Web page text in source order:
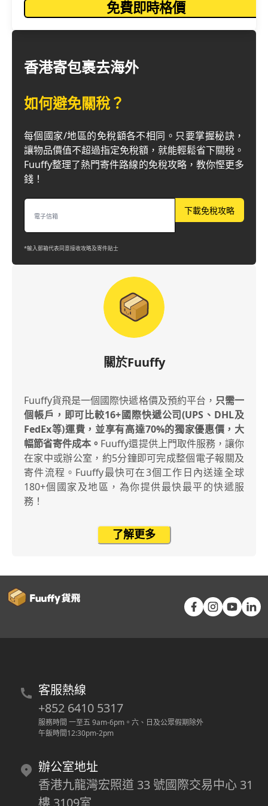
關於Fuuffy
Fuuffy貨飛是一個國際快遞格價及預約平台， 只需一
個帳戶，即可比較16+國際快遞公司(UPS、DHL及
FedEx等)運費，並享有高達70%的獨家優惠價，大
幅節省寄件成本。 Fuuffy還提供上門取件服務，讓你
在家中或辦公室，約5分鐘即可完成整個電子報關及
寄件流程。Fuuffy最快可在3個工作日內送達全球
180+個國家及地區，為你提供最快最平的快遞服
務！
了解更多
香港寄包裹去海外
如何避免關稅？
每個國家/地區的免稅額各不相同。只要掌握秘訣，
讓物品價值不超過指定免稅額，就能輕鬆省下關稅。
Fuuffy整理了熱門寄件路線的免稅攻略，教你慳更多
錢！
下載免稅攻略
*輸入郵箱代表同意接收攻略及寄件貼士
免費即時格價
客服熱線
+852 6410 5317
服務時間 一至五 9am-6pm 。 六、日及公眾假期除外
午飯時間12:30pm-2pm
辦公室地址
香港九龍灣宏照道 33 號國際交易中心 31
樓 3109室